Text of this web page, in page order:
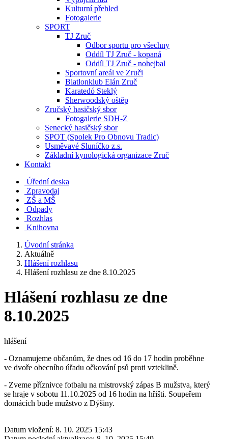
Kulturní přehled
Fotogalerie
SPORT
TJ Zruč
Odbor sportu pro všechny
Oddíl TJ Zruč - kopaná
Oddíl TJ Zruč - nohejbal
Sportovní areál ve Zruči
Biatlonklub Elán Zruč
Karatedó Steklý
Sherwoodský oštěp
Zručský hasičský sbor
Fotogalerie SDH-Z
Senecký hasičský sbor
SPOT (Spolek Pro Obnovu Tradic)
Usměvavé Sluníčko z.s.
Základní kynologická organizace Zruč
Kontakt
Úřední deska
Zpravodaj
ZŠ a MŠ
Odpady
Rozhlas
Knihovna
Úvodní stránka
Aktuálně
Hlášení rozhlasu
Hlášení rozhlasu ze dne 8.10.2025
Hlášení rozhlasu ze dne
8.10.2025
hlášení
- Oznamujeme občanům, že dnes od 16 do 17 hodin proběhne
ve dvoře obecního úřadu očkování psů proti vzteklině.
- Zveme příznivce fotbalu na mistrovský zápas B mužstva, který
se hraje v sobotu 11.10.2025 od 16 hodin na hřišti. Soupeřem
domácích bude mužstvo z Dýšiny.
Datum vložení: 8. 10. 2025 15:43